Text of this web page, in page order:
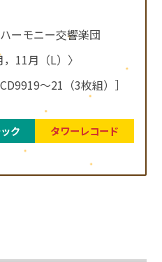
ーモニー交響楽団
11月（L）〉
～21（3枚組）］
ク タワーレコード